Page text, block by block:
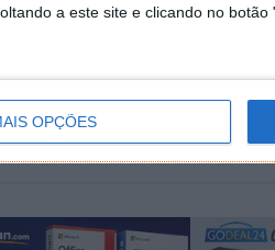
a este site e clicando no botão
OPÇÕES